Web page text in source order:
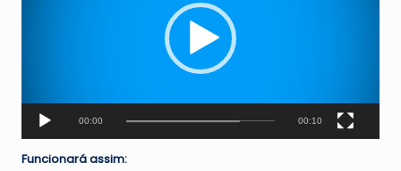
e
í
d
00:00 00:10
Funcionará assim: